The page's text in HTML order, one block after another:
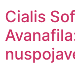
Cialis